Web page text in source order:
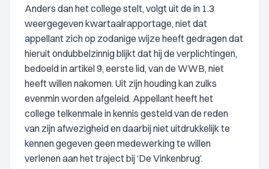
Anders dan het college stelt, volgt uit de in 1.3
weergegeven kwartaalrapportage, niet dat
appellant zich op zodanige wijze heeft gedragen dat
hieruit ondubbelzinnig blijkt dat hij de verplichtingen,
bedoeld in artikel 9, eerste lid, van de WWB, niet
heeft willen nakomen. Uit zijn houding kan zulks
evenmin worden afgeleid. Appellant heeft het
college telkenmale in kennis gesteld van de reden
van zijn afwezigheid en daarbij niet uitdrukkelijk te
kennen gegeven geen medewerking te willen
verlenen aan het traject bij ‘De Vinkenbrug’.